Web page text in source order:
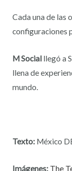
Cada una de las
configuraciones
M Socialllegó a
llena de
mundo.
Texto:México
Imágenes: The